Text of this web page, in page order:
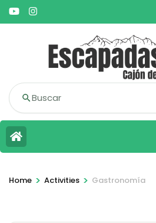
Buscar
Home > Activities > Gastronomía